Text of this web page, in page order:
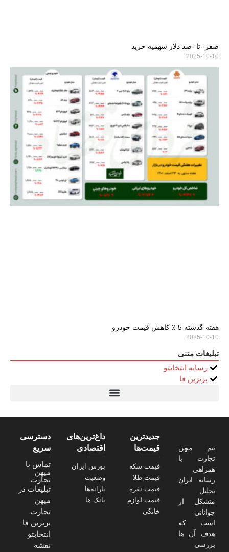
صفر -تا -صد دلار سهمیه خرید
2025-10-10
هفته گذشته 5 ٪ کاهش قیمت خودرو
2025-10-10
تبلیغات متنی
رسانه انتخابتو
برترین فا
تیم میهن
تجارت با
همراهی
رسانه ایران
تحلیل
متشکل از
جوانانی
است که
هدف آن ها
بررسی
جدیدترین
قیمت‌ها
قیمت سکه
قیمت طلا
قیمت نقره
قیمت لوازم
خانگی
داغ‌ترین‌های
اقتصادی
بورس ایران
وضعیت
یارانه‌ها
بانک ها
دسترسی
سریع
تماس با
میهن
تجارت
تبلیغات در
میهن
تجارت
برترین فا
انتخابتو
نقشه